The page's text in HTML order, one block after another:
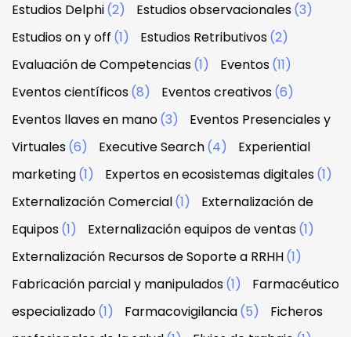
Estudios Delphi(2) Estudios observacionales(3)
Estudios on y off (1) Estudios Retributivos(2)
Evaluación de Competencias(1) Eventos(11)
Eventos científicos(8) Eventos creativos(6)
Eventos llaves en mano(3)
Eventos Presenciales y
Virtuales(6) Executive Search(4)
Experiential
marketing(1) Expertos en ecosistemas digitales(1)
Externalización Comercial(1)
Externalización de
Equipos(1) Externalización equipos de ventas(1)
Externalización Recursos de Soporte a RRHH(1)
Fabricación parcial y manipulados(1)
Farmacéutico
especializado(1) Farmacovigilancia(5)
Ficheros